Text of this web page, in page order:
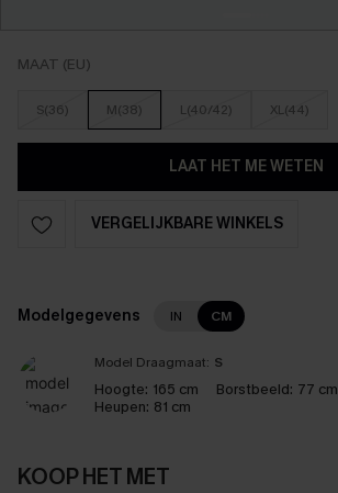
MAAT (EU)
S(36) M(38) L(40/42) XL(44)
LAAT HET ME WETEN
VERGELIJKBARE WINKELS
Modelgegevens IN CM
Model Draagmaat: S
Hoogte: 165 cm Borstbeeld: 77 cm
Heupen: 81 cm
KOOP HET MET